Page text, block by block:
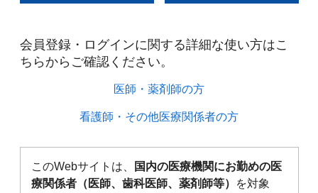
会員登録・ログインに関する詳細な使い方はこ
ちらからご確認ください。​
医師・薬剤師の方​
看護師・その他医療関係者の方​
このWebサイトは、
国内の医療機関にお勤めの医
療関係者（医師、歯科医師、薬剤師等）
を対象